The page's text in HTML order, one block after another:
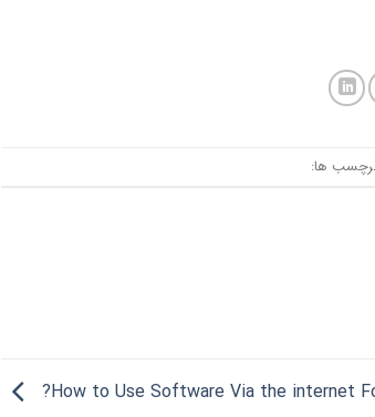
ها:
How to Use Software Via the internet